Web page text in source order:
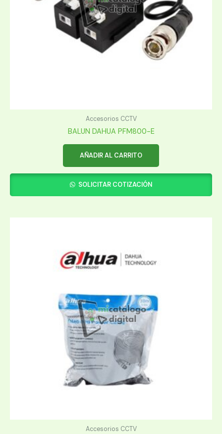
Accesorios CCTV
BALUN DAHUA PFM800-E
AÑADIR AL CARRITO
SOLICITAR COTIZACIÓN
Accesorios CCTV